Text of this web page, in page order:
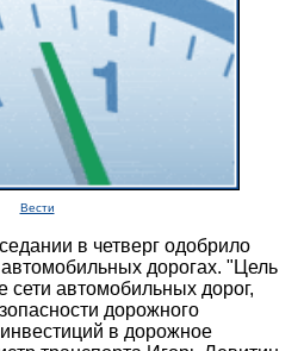
Вести
в четверг одобрило
дорогах. "Цель
сети автомобильных дорог,
дорожного
в дорожное